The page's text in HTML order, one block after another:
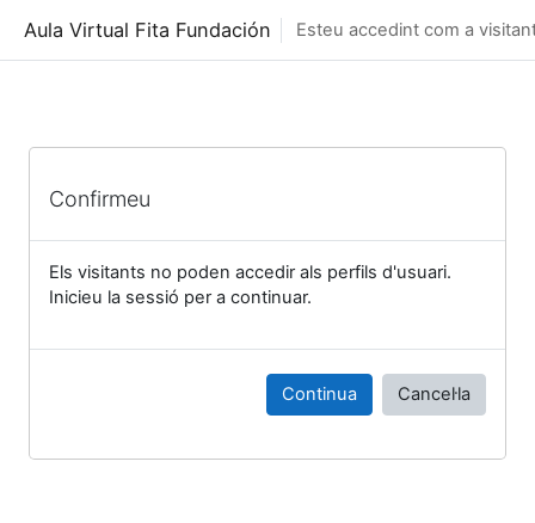
Aula Virtual Fita Fundación Esteu accedint com a
Confirmeu
Els visitants no poden accedir als perfils d'usuari.
Inicieu la sessió per a continuar.
Continua Cancel·la